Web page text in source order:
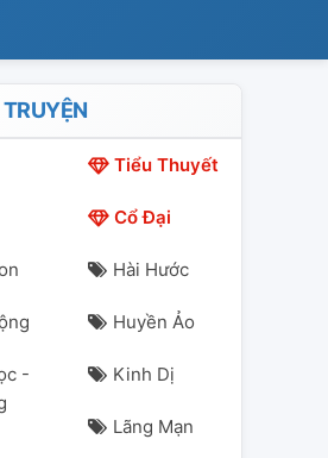
Tiểu Thuyết
Cổ Đại
Hài Hước
Huyền Ảo
-
Kinh Dị
Lãng Mạn